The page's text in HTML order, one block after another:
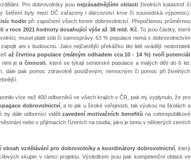
Pro dobrovolníky jsounejzásadnějšími oblasti živelních katastrof či
šetření byly mezi DČ zařazeny i dárcovství krve či sousedská výpomoc).
hodin při započtení všech forem dobrovolnictví. Přepočtenou průměrnou
v roce 2021 hodnoty dosahující výše až 38 mld. Kč. To jsou částky, které
musel platit stát či samosprávy. 63 % populace nemá s dobrovolnictvím
ani v budoucnu. Jako nejčastější překážku tito lidé uvádějí nedostatek
až čtvrtina populace (reálným odhadem cca 10 - 14 %) tvoří potenciál
nimi jeo činnosti , které se týkají seniorské populace a malých dětí do 6 let.
dále pak pomoc zdravotně postiženým, nemocným či pomoc při živelných
více než 400 odborníků ve všech krajích v ČR, pak mj. vyplynulo, že pro
dobrovolnictví, a to jak u široké veřejnosti, tak výukou na školách a
by dále odborníci viděli zavedení motivačních benefitů na celorepublikové
nebo v přijímacích řízeních na studia, jako je tomu v některých zemích
obsah vzdělávání pro dobrovolníky a koordinátory dobrovolnictví, který
skupin v rámci projektu. Výsledkem jsou pak kompetenční oblasti ve